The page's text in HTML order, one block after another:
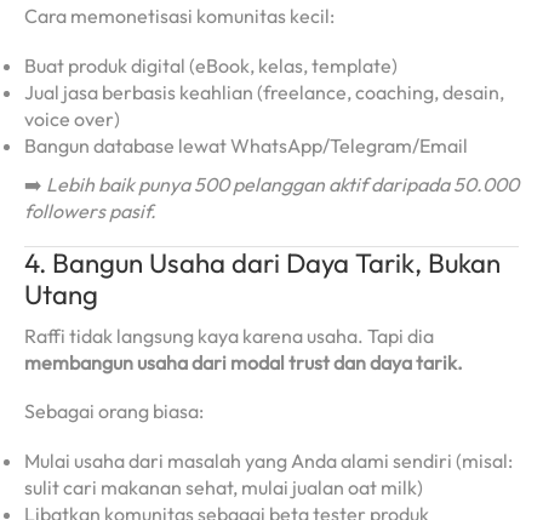
Cara memonetisasi komunitas kecil:
Buat produk digital (eBook, kelas, template)
Jual jasa berbasis keahlian (freelance, coaching, desain,
voice over)
Bangun database lewat WhatsApp/Telegram/Email
➡️ Lebih baik punya 500 pelanggan aktif daripada 50.000
followers pasif.
4. Bangun Usaha dari Daya Tarik, Bukan
Utang
Raffi tidak langsung kaya karena usaha. Tapi dia
membangun usaha dari modal trust dan daya tarik.
Sebagai orang biasa:
Mulai usaha dari masalah yang Anda alami sendiri (misal:
sulit cari makanan sehat, mulai jualan oat milk)
Libatkan komunitas sebagai beta tester produk